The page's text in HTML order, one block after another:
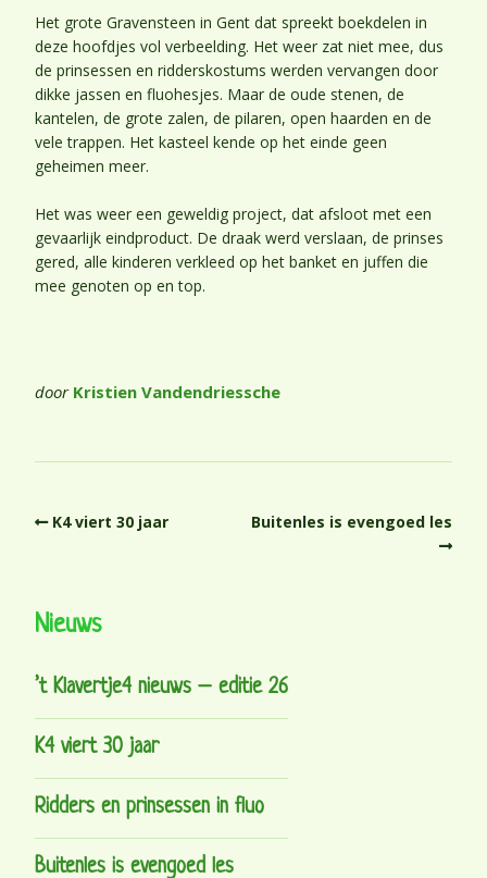
Het grote Gravensteen in Gent dat spreekt boekdelen in
deze hoofdjes vol verbeelding. Het weer zat niet mee, dus
de prinsessen en ridderskostums werden vervangen door
dikke jassen en fluohesjes. Maar de oude stenen, de
kantelen, de grote zalen, de pilaren, open haarden en de
vele trappen. Het kasteel kende op het einde geen
geheimen meer.
Het was weer een geweldig project, dat afsloot met een
gevaarlijk eindproduct. De draak werd verslaan, de prinses
gered, alle kinderen verkleed op het banket en juffen die
mee genoten op en top.
door Kristien Vandendriessche
K4 viert 30 jaar Buitenles is evengoed les
Nieuws
’t Klavertje4 nieuws – editie 26
K4 viert 30 jaar
Ridders en prinsessen in fluo
Buitenles is evengoed les